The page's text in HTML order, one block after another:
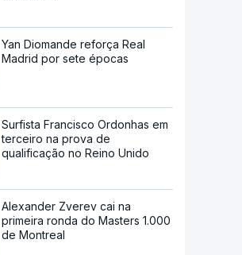
Yan Diomande reforça Real
Madrid por sete épocas
Surfista Francisco Ordonhas em
terceiro na prova de
qualificação no Reino Unido
Alexander Zverev cai na
primeira ronda do Masters 1.000
de Montreal